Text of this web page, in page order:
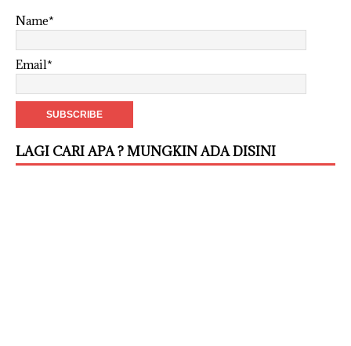
Name*
Email*
LAGI CARI APA ? MUNGKIN ADA DISINI